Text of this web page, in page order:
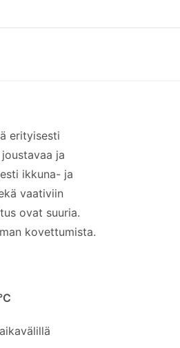
erityisesti
ja
ikkuna- ja
vaativiin
ovat suuria.
kovettumista.